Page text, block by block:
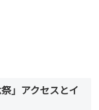
」アクセスとイ